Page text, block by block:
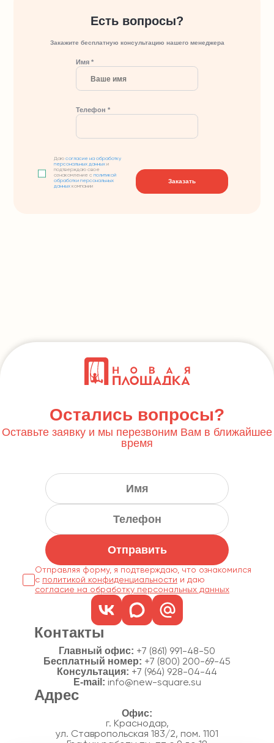
Есть вопросы?
Закажите бесплатную консультацию нашего менеджера
Имя *
Телефон *
Даюсогласие на обработку
персональных данных и
подтверждаю свое
ознакомление сполитикой
обработки персональных
данных компании
Заказать
Остались вопросы?
Оставьте заявку и мы перезвоним Вам в ближайшее
время
Отправить
Отправляя форму, я подтверждаю, что ознакомился
с политикой конфиденциальности
согласие на обработку персональных данных
Контакты
Главный офис: +7 (861) 991-48-50
Бесплатный номер: +7 (800) 200-69-45
Консультация: +7 (964) 928-04-44
E-mail: info@new-square.su
Адрес
г. Краснодар,
ул. Ставропольская 183/2, пом. 1101